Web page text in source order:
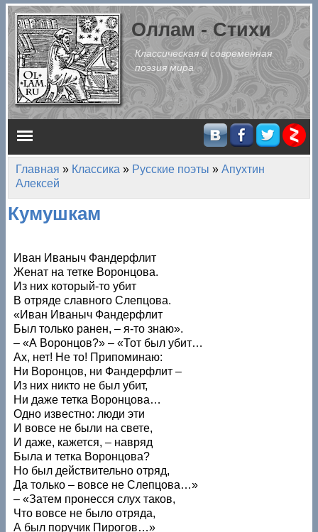
Перейти к основному содержанию
Оллам - Стихи
Классическая и современная
поэзия мира
Главное меню
Вы здесь
Главная » Классика » Русские поэты » Апухтин
Алексей
Кумушкам
Иван Иваныч Фандерфлит
Женат на тетке Воронцова.
Из них который-то убит
В отряде славного Слепцова.
«Иван Иваныч Фандерфлит
Был только ранен, – я-то знаю».
– «А Воронцов?» – «Тот был убит…
Ах, нет! Не то! Припоминаю:
Ни Воронцов, ни Фандерфлит –
Из них никто не был убит,
Ни даже тетка Воронцова…
Одно известно: люди эти
И вовсе не были на свете,
И даже, кажется, – навряд
Была и тетка Воронцова?
Но был действительно отряд,
Да только – вовсе не Слепцова…»
– «Затем пронесся слух таков,
Что вовсе не было отряда,
А был поручик Пирогов…»